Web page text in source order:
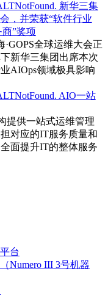
新华三集
，并荣获“软件行业
”奖项
·GOPS全球运维大会正
新华三集团出席本次
AIOps领域极具影响
AIO一站
提供一站式运维管理
对应的IT服务质量和
面提升IT的整体服务
台
Numero III 3号机器